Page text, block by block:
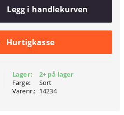
Legg i handlekurven
Hurtigkasse
Lager:
Farge:
Varenr.:
2+ på lager
Sort
14234